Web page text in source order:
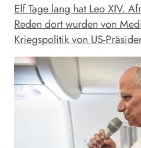
Elf Tage lang hat Leo XIV.
Reden dort wurden von
Kriegspolitik von US-